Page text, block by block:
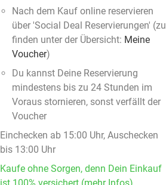
Nach dem Kauf online reservieren
über 'Social Deal Reservierungen' (zu
finden unter der Übersicht: Meine
Voucher)
Du kannst Deine Reservierung
mindestens bis zu 24 Stunden im
Voraus stornieren, sonst verfällt der
Voucher
Einchecken ab 15:00 Uhr, Auschecken
bis 13:00 Uhr
Kaufe ohne Sorgen, denn Dein Einkauf